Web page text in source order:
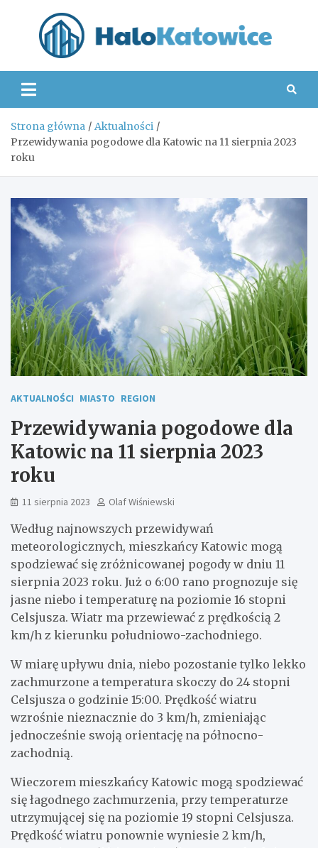
Strona główna
Aktualności
Przewidywania pogodowe dla Katowic na 11 sierpnia 2023
roku
AKTUALNOŚCI MIASTO REGION
Przewidywania pogodowe dla
Katowic na 11 sierpnia 2023
roku
11 sierpnia 2023 Olaf Wiśniewski
Według najnowszych przewidywań
meteorologicznych, mieszkańcy Katowic mogą
spodziewać się zróżnicowanej pogody w dniu 11
sierpnia 2023 roku. Już o 6:00 rano prognozuje się
jasne niebo i temperaturę na poziomie 16 stopni
Celsjusza. Wiatr ma przewiewać z prędkością 2
km/h z kierunku południowo-zachodniego.
W miarę upływu dnia, niebo pozostanie tylko lekko
zachmurzone a temperatura skoczy do 24 stopni
Celsjusza o godzinie 15:00. Prędkość wiatru
wzrośnie nieznacznie do 3 km/h, zmieniając
jednocześnie swoją orientację na północno-
zachodnią.
Wieczorem mieszkańcy Katowic mogą spodziewać
się łagodnego zachmurzenia, przy temperaturze
utrzymującej się na poziomie 19 stopni Celsjusza.
Prędkość wiatru ponownie wyniesie 2 km/h,